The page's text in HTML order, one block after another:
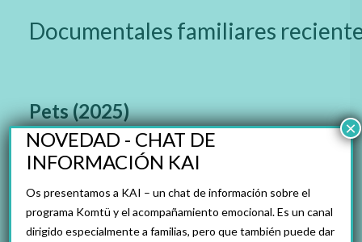
Documentales familiares
Pets (2025)
Conexión afectiva con animales y desarrollo emocional.
Este documental dirigido por Bryce Dallas Howard retrata
NOVEDAD - CHAT DE
INFORMACIÓN KAI
Os presentamos a KAI – un chat de información sobre el
programa Komtü y el acompañamiento emocional. Es un canal
dirigido especialmente a familias, pero que también puede dar
×